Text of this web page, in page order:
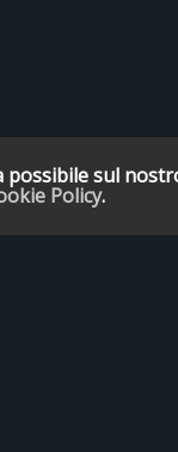
sul
Policy.